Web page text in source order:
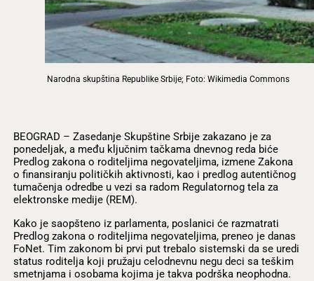
Narodna skupština Republike Srbije; Foto: Wikimedia Commons
BEOGRAD – Zasedanje Skupštine Srbije zakazano je za
ponedeljak, a među ključnim tačkama dnevnog reda biće
Predlog zakona o roditeljima negovateljima, izmene Zakona
o finansiranju političkih aktivnosti, kao i predlog autentičnog
tumačenja odredbe u vezi sa radom Regulatornog tela za
elektronske medije (REM).
Kako je saopšteno iz parlamenta, poslanici će razmatrati
Predlog zakona o roditeljima negovateljima, preneo je danas
FoNet. Tim zakonom bi prvi put trebalo sistemski da se uredi
status roditelja koji pružaju celodnevnu negu deci sa teškim
smetnjama i osobama kojima je takva podrška neophodna.